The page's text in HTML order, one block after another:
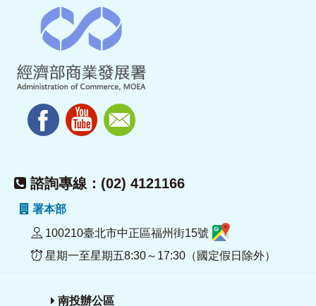
諮詢專線：(02) 4121166
署本部
100210臺北市中正區福州街15號
星期一至星期五8:30～17:30（國定假日除外）
南投辦公區